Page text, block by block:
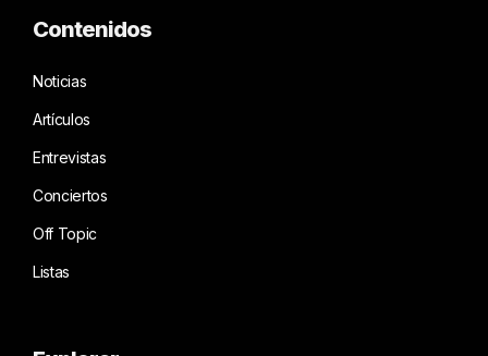
Contenidos
Noticias
Artículos
Entrevistas
Conciertos
Off Topic
Listas